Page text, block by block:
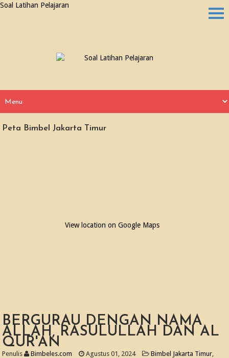
Soal Latihan Pelajaran
Peta Bimbel Jakarta Timur
View location on Google Maps
BERGURAU DENGAN NAMA
ALLAH, RASULULLAH DAN AL
QUR'AN
Penulis Bimbeles.com Agustus 01, 2024 Bimbel Jakarta Timur,